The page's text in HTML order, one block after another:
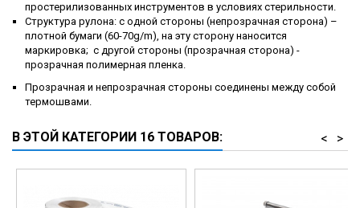
простерилизованных инструментов в условиях стерильности.
Структура рулона: с одной стороны (непрозрачная сторона) –
плотной бумаги (60-70g/m), на эту сторону наносится
маркировка; с другой стороны (прозрачная сторона) -
прозрачная полимерная пленка.
Прозрачная и непрозрачная стороны соединены между собой
термошвами.
В ЭТОЙ КАТЕГОРИИ 16 ТОВАРОВ: >
<